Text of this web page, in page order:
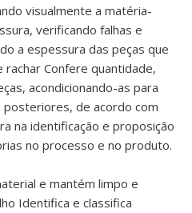
visualmente a matéria-
verificando falhas e
a espessura das peças que
Confere quantidade,
acondicionando-as para
posteriores, de acordo com
na identificação e proposição
no processo e no produto.
e mantém limpo e
Identifica e classifica